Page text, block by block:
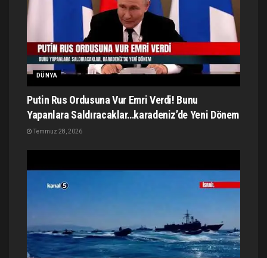
DÜNYA
Putin Rus Ordusuna Vur Emri Verdi! Bunu
Yapanlara Saldıracaklar…karadeniz’de Yeni Dönem
Temmuz 28, 2026